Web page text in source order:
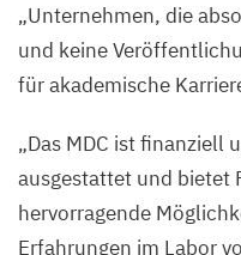
„Unternehmen, die
und keine
für akademische
„Das MDC ist finanziell
ausgestattet und bietet
hervorragende
Erfahrungen im Labor